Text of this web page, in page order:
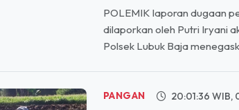
POLEMIK laporan dugaan
dilaporkan oleh Putri Iryani
Polsek Lubuk Baja
PANGAN 20:01:36 WIB,